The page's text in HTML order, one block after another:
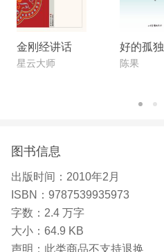
金刚经讲话
星云大师
好的孤独
陈果
图书信息
出版时间： 2010年2月
ISBN： 9787539935973
字数： 2.4 万字
大小： 64.9 KB
声明： 此类商品不支持退换